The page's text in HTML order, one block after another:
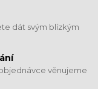
dát svým blízkým
věnujeme